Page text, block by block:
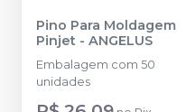
Pino Para Moldagem
Pinjet - ANGELUS
Embalagem com 50
unidades